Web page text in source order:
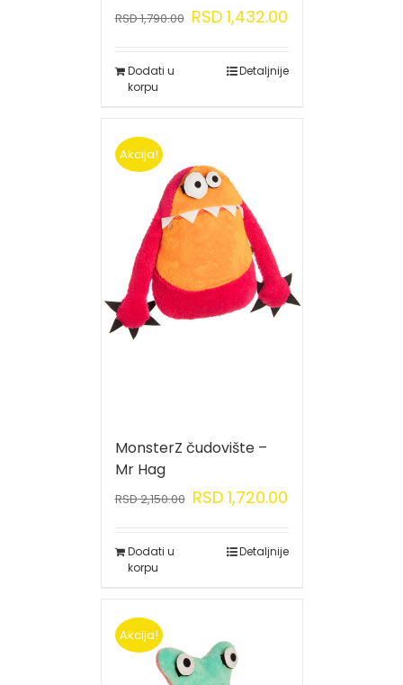
RSD1,790.00 RSD1,432.00
Dodati u
korpu
Detaljnije
Akcija!
MonsterZ čudovište –
Mr Hag
RSD2,150.00 RSD1,720.00
Dodati u
korpu
Detaljnije
Akcija!